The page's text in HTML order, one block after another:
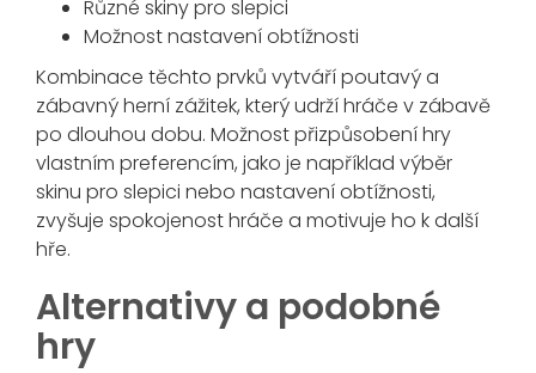
Různé skiny pro slepici
Možnost nastavení obtížnosti
Kombinace těchto prvků vytváří poutavý a
zábavný herní zážitek, který udrží hráče v zábavě
po dlouhou dobu. Možnost přizpůsobení hry
vlastním preferencím, jako je například výběr
skinu pro slepici nebo nastavení obtížnosti,
zvyšuje spokojenost hráče a motivuje ho k další
hře.
Alternativy a podobné
hry